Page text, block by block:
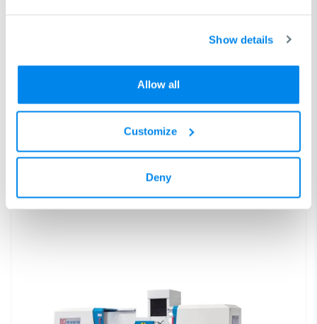
Show details
Allow all
Customize
Deny
Machines de rectification plane avec commande automatique de
Prêt pour expédition
Coursaxe X: 560 mm - 1.130 mm
Dimensions table: 508x254 mm - 1.020x406 mm